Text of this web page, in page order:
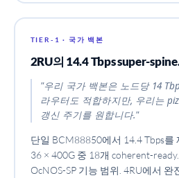
TIER-1 · 국가 백본
2RU의 14.4 Tbps super-
"우리 국가 백본은 노드당 14
라우터도 적합하지만, 우리는
갱신 주기를 원합니다."
단일 BCM88850에서 14.4 Tbps를
36 × 400G 중 18개 coherent-
OcNOS-SP 기능 범위. 4RU에서